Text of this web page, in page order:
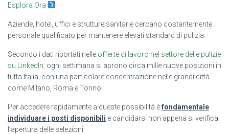
Esplora Ora
Aziende, hotel, uffici e strutture sanitarie cercano costantemente
personale qualificato per mantenere elevati standard di pulizia.
Secondo i dati riportati nelle offerte di lavoro nel settore delle pulizie
su LinkedIn , ogni settimana si aprono circa mille nuove posizioni in
tutta Italia, con una particolare concentrazione nelle grandi città
come Milano, Roma e Torino
Per accedere rapidamente a queste possibilità èfondamentale
individuare i posti disponibili e candidarsi non appena si verifica
l’apertura delle selezioni.